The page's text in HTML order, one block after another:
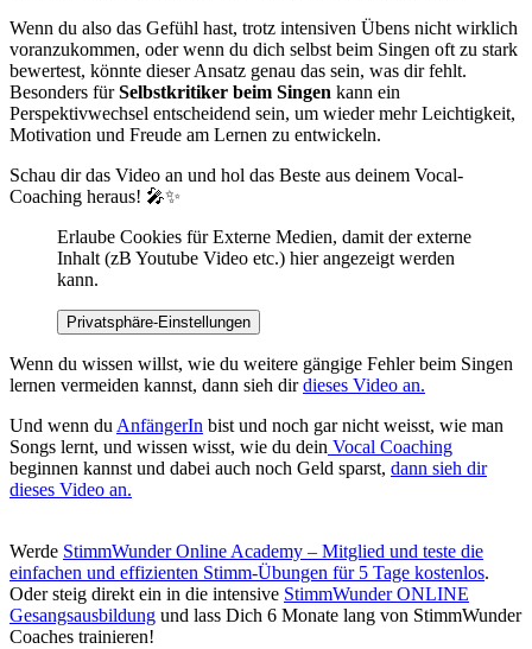
Wenn du also das Gefühl hast, trotz intensiven Übens nicht wirklich
voranzukommen, oder wenn du dich selbst beim Singen oft zu stark
bewertest, könnte dieser Ansatz genau das sein, was dir fehlt.
Besonders fürSelbstkritiker beim Singen kann ein
Perspektivwechsel entscheidend sein, um wieder mehr Leichtigkeit,
Motivation und Freude am Lernen zu entwickeln.
Schau dir das Video an und hol das Beste aus deinem Vocal-
Coaching heraus! 🎤✨
Erlaube Cookies für Externe Medien, damit der externe
Inhalt (zB Youtube Video etc.) hier angezeigt werden
kann.
Privatsphäre-Einstellungen
Wenn du wissen willst, wie du weitere gängige Fehler beim Singen
lernen vermeiden kannst, dann sieh dirdieses Video an.
Und wenn du AnfängerIn bist und noch gar nicht weisst, wie man
Songs lernt, und wissen wisst, wie du dein Vocal Coaching
beginnen kannst und dabei auch noch Geld sparst, dann sieh dir
dieses Video an.
Werde StimmWunder Online Academy – Mitglied und teste die
einfachen und effizienten Stimm-Übungen für 5 Tage kostenlos.
Oder steig direkt ein in die intensive StimmWunder ONLINE
Gesangsausbildung und lass Dich 6 Monate lang von StimmWunder
Coaches trainieren!